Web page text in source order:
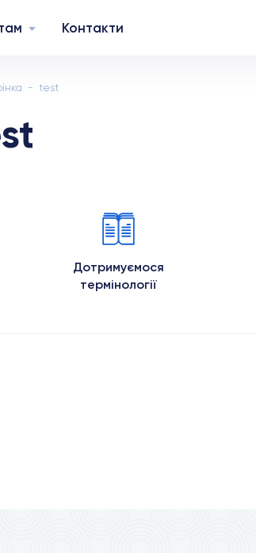
Контакти
test
Дотримуємося
термінології